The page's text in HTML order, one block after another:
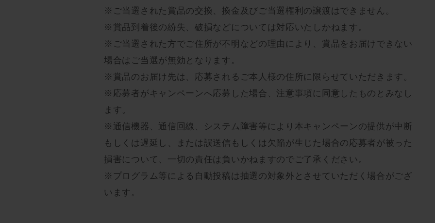
※ご当選された賞品の交換、換金及びご当選権利の譲渡はできません。
※賞品到着後の紛失、破損などについては対応いたしかねます。
※ご当選された方でご住所が不明などの理由により、賞品をお届けできない
場合はご当選が無効となります。
※賞品のお届け先は、応募されるご本人様の住所に限らせていただきます。
※応募者がキャンペーンへ応募した場合、注意事項に同意したものとみなし
ます。
※通信機器、通信回線、システム障害等により本キャンペーンの提供が中断
もしくは遅延し、または誤送信もしくは欠陥が生じた場合の応募者が被った
損害について、一切の責任は負いかねますのでご了承ください。
※プログラム等による自動投稿は抽選の対象外とさせていただく場合がござ
います。